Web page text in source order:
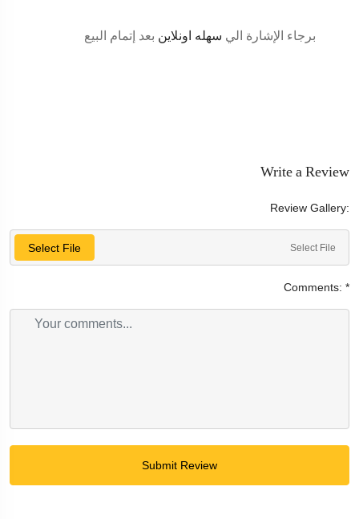
برجاء الإشارة الي سهله اونلاين بعد إتمام البيع
Write a Review
Review Gallery:
Select File Select File
Comments: *
Submit Review